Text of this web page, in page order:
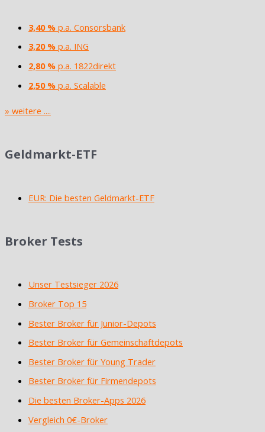
3,40 % p.a. Consorsbank
3,20 % p.a. ING
2,80 % p.a. 1822direkt
2,50 % p.a. Scalable
» weitere ....
Geldmarkt-ETF
EUR: Die besten Geldmarkt-ETF
Broker Tests
Unser Testsieger 2026
Broker Top 15
Bester Broker für Junior-Depots
Bester Broker für Gemeinschaftdepots
Bester Broker für Young Trader
Bester Broker für Firmendepots
Die besten Broker-Apps 2026
Vergleich 0€-Broker